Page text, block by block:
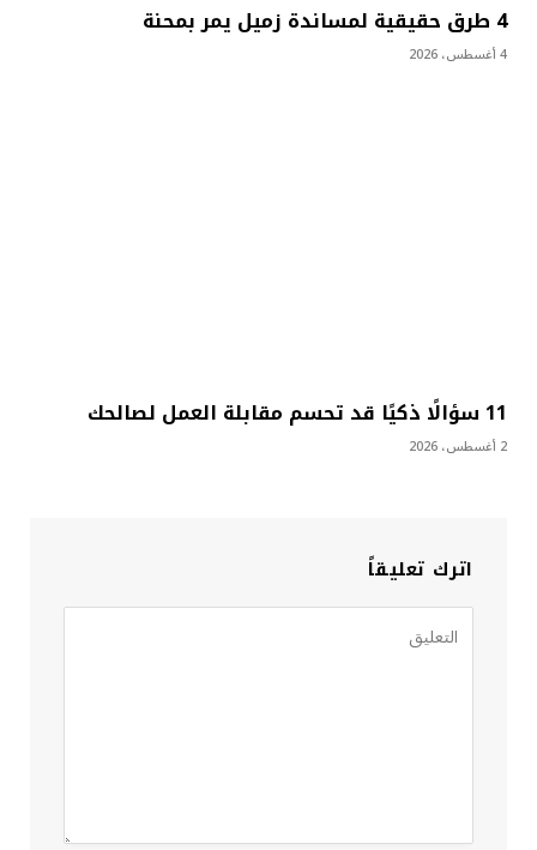
4 طرق حقيقية لمساندة زميل يمر بمحنة
4 أغسطس، 2026
11 سؤالًا ذكيًا قد تحسم مقابلة العمل لصالحك
2 أغسطس، 2026
اترك تعليقاً